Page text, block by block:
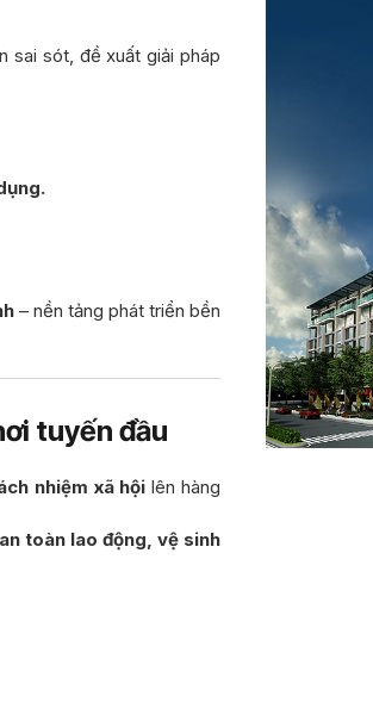
sai sót, đề xuất giải pháp
– nền tảng phát triển bền
tuyến đầu
nhiệm xã hội lên hàng
an toàn lao động, vệ sinh